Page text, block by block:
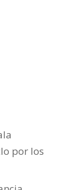
por los